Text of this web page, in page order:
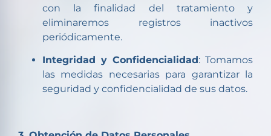
con la finalidad del tratamiento y
eliminaremos registros inactivos
periódicamente.
Integridad y Confidencialidad: Tomamos
las medidas necesarias para garantizar la
seguridad y confidencialidad de sus datos.